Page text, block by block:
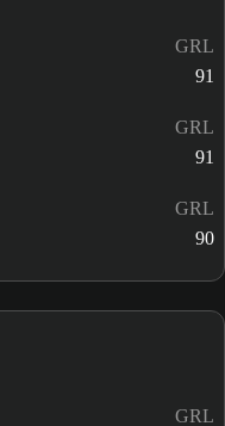
GRL
91
GRL
91
GRL
90
GRL